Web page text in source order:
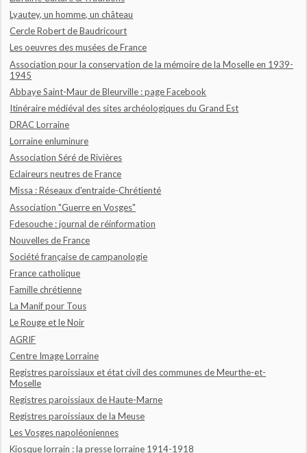
Lyautey, un homme, un château
Cercle Robert de Baudricourt
Les oeuvres des musées de France
Association pour la conservation de la mémoire de la Moselle en 1939-
1945
Abbaye Saint-Maur de Bleurville : page Facebook
Itinéraire médiéval des sites archéologiques du Grand Est
DRAC Lorraine
Lorraine enluminure
Association Séré de Rivières
Eclaireurs neutres de France
Missa : Réseaux d'entraide-Chrétienté
Association "Guerre en Vosges"
Fdesouche : journal de réinformation
Nouvelles de France
Société française de campanologie
France catholique
Famille chrétienne
La Manif pour Tous
Le Rouge et le Noir
AGRIF
Centre Image Lorraine
Registres paroissiaux et état civil des communes de Meurthe-et-
Moselle
Registres paroissiaux de Haute-Marne
Registres paroissiaux de la Meuse
Les Vosges napoléoniennes
Kiosque lorrain : la presse lorraine 1914-1918